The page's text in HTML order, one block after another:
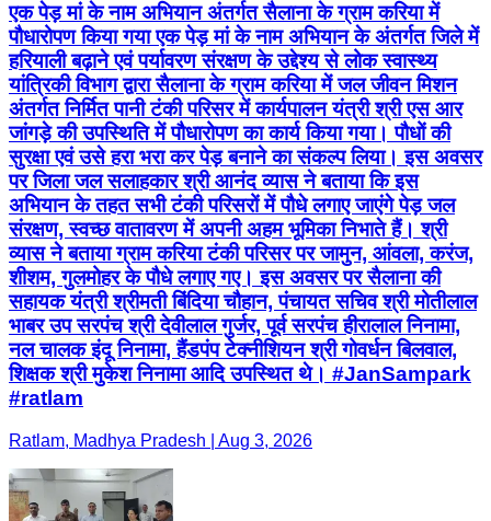
एक पेड़ मां के नाम अभियान अंतर्गत सैलाना के ग्राम करिया में
पौधारोपण किया गया एक पेड़ मां के नाम अभियान के अंतर्गत जिले में
हरियाली बढ़ाने एवं पर्यावरण संरक्षण के उद्देश्य से लोक स्वास्थ्य
यांत्रिकी विभाग द्वारा सैलाना के ग्राम करिया में जल जीवन मिशन
अंतर्गत निर्मित पानी टंकी परिसर में कार्यपालन यंत्री श्री एस आर
जांगड़े की उपस्थिति में पौधारोपण का कार्य किया गया। पौधों की
सुरक्षा एवं उसे हरा भरा कर पेड़ बनाने का संकल्प लिया। इस अवसर
पर जिला जल सलाहकार श्री आनंद व्यास ने बताया कि इस
अभियान के तहत सभी टंकी परिसरों में पौधे लगाए जाएंगे पेड़ जल
संरक्षण, स्वच्छ वातावरण में अपनी अहम भूमिका निभाते हैं। श्री
व्यास ने बताया ग्राम करिया टंकी परिसर पर जामुन, आंवला, करंज,
शीशम, गुलमोहर के पौधे लगाए गए। इस अवसर पर सैलाना की
सहायक यंत्री श्रीमती बिंदिया चौहान, पंचायत सचिव श्री मोतीलाल
भाबर उप सरपंच श्री देवीलाल गुर्जर, पूर्व सरपंच हीरालाल निनामा,
नल चालक इंदू निनामा, हैंडपंप टेक्नीशियन श्री गोवर्धन बिलवाल,
शिक्षक श्री मुकेश निनामा आदि उपस्थित थे। #JanSampark
#ratlam
Ratlam, Madhya Pradesh | Aug 3, 2026